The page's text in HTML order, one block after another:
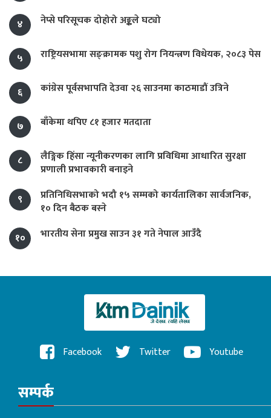
४ नेप्से परिसूचक दोहोरो अङ्कले घट्यो
५ राष्ट्रियसभामा सङ्क्रामक पशु रोग नियन्त्रण विधेयक, २०८३ पेस
६ कांग्रेस पूर्वसभापति देउवा २६ साउनमा काठमाडौं उत्रिने
७ बाँकेमा थपिए ८१ हजार मतदाता
८
लैङ्गिक हिंसा न्यूनीकरणका लागि प्रविधिमा आधारित सुरक्षा
प्रणाली प्रभावकारी बनाइने
९
प्रतिनिधिसभाको भदौ १५ सम्मको कार्यतालिका सार्वजनिक,
१० दिन बैठक बस्ने
१०
भारतीय सेना प्रमुख साउन ३१ गते नेपाल आउँदै
Facebook Twitter Youtube
सम्पर्क